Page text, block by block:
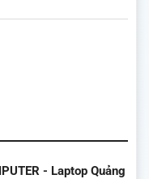
- Laptop Quảng